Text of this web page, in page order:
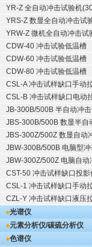
YR-Z 全自动冲击试验机
YRS-Z 数显全自动冲击试
YRW-Z 微机全自动冲击
CDW-40 冲击试验低温槽
CDW-60 冲击试验低温槽
CDW-80 冲击试验低温槽
CSL-A 冲击试样缺口手动
CSL-B 冲击试样缺口电动
JB-300B/500B 半自动冲
JBS-300B/500B 数显半自
JBS-300Z/500Z 数显自动
JBW-300B/500B 电脑型
JBW-300Z/500Z 电脑自动
CST-50 冲击试样缺口投影
CSL-1 冲击试样缺口手动
CZL-Y 冲击试样缺口液压
光谱仪
元素分析仪/碳硫分析仪
色谱仪